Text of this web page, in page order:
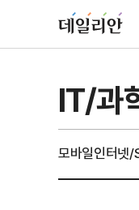
IT/과
모바일인터넷/